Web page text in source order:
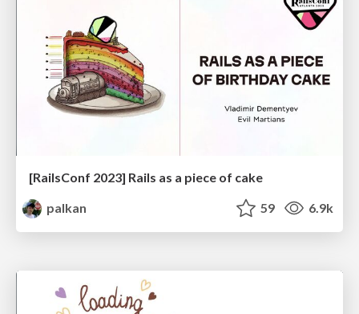
[RailsConf 2023] Rails as a piece of cake
palkan
59 6.9k